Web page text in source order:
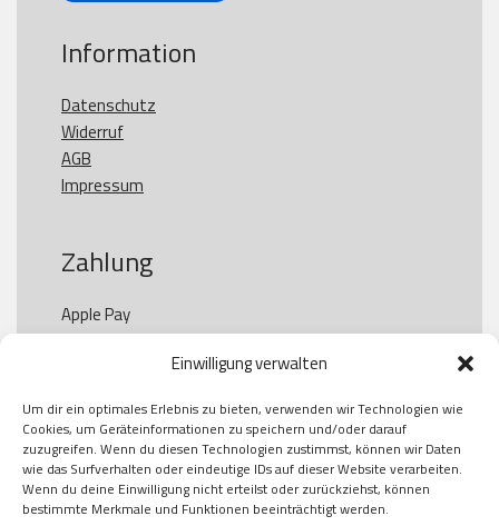
Einwilligung verwalten
Um dir ein optimales Erlebnis zu bieten, verwenden wir Technologien wie
Cookies, um Geräteinformationen zu speichern und/oder darauf
zuzugreifen. Wenn du diesen Technologien zustimmst, können wir Daten
wie das Surfverhalten oder eindeutige IDs auf dieser Website verarbeiten.
Wenn du deine Einwilligung nicht erteilst oder zurückziehst, können
bestimmte Merkmale und Funktionen beeinträchtigt werden.
Information
Datenschutz
Widerruf
AGB
Impressum
Zahlung
Apple Pay
Paypal
Kauf auf Rechung
Klarna
American Express